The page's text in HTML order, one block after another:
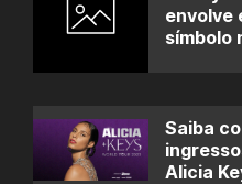
envolve
símbolo
Saiba
Alicia